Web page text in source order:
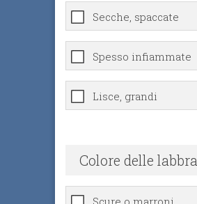
Secche, spaccate
Spesso infiammate
Lisce, grandi
Colore delle labbra
Scure o marroni